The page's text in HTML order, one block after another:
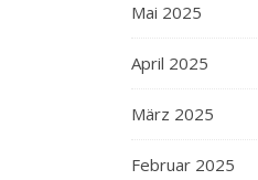
Mai 2025
April 2025
März 2025
Februar 2025